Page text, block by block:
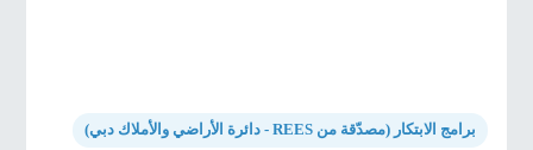
مؤسساتك الخاصة.
برامج الابتكار (مصدّقة من REES - دائرة الأراضي والأملاك دبي)